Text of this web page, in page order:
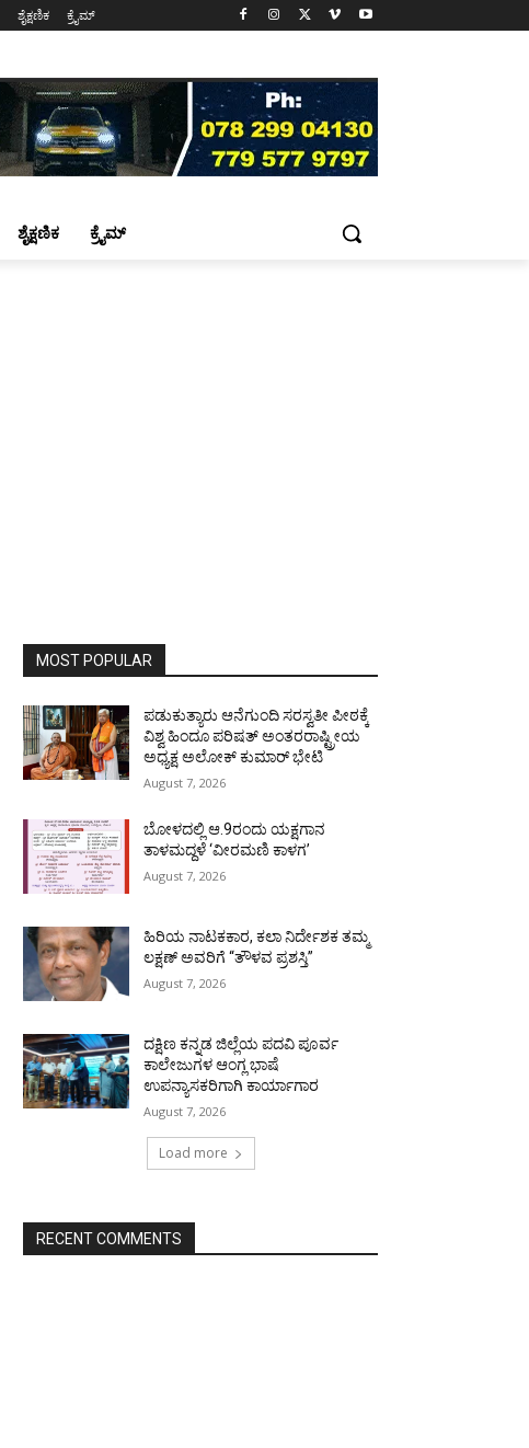
ಶೈಕ್ಷಣಿಕ ಕ್ರೈಮ್
ಶೈಕ್ಷಣಿಕ ಕ್ರೈಮ್
MOST POPULAR
ಪಡುಕುತ್ಯಾರು ಆನೆಗುಂದಿ ಸರಸ್ವತೀ ಪೀಠಕ್ಕೆ
ವಿಶ್ವ ಹಿಂದೂ ಪರಿಷತ್ ಅಂತರರಾಷ್ಟ್ರೀಯ
ಅಧ್ಯಕ್ಷ ಅಲೋಕ್ ಕುಮಾರ್ ಭೇಟಿ
August 7, 2026
ಬೋಳದಲ್ಲಿ ಆ.9ರಂದು ಯಕ್ಷಗಾನ
ತಾಳಮದ್ದಳೆ ‘ವೀರಮಣಿ ಕಾಳಗ’
August 7, 2026
ಹಿರಿಯ ನಾಟಕಕಾರ, ಕಲಾ ನಿರ್ದೇಶಕ ತಮ್ಮ
ಲಕ್ಷಣ್ ಅವರಿಗೆ “ತೌಳವ ಪ್ರಶಸ್ತಿ”
August 7, 2026
ದಕ್ಷಿಣ ಕನ್ನಡ ಜಿಲ್ಲೆಯ ಪದವಿ ಪೂರ್ವ
ಕಾಲೇಜುಗಳ ಆಂಗ್ಲ ಭಾಷೆ
ಉಪನ್ಯಾಸಕರಿಗಾಗಿ ಕಾರ್ಯಾಗಾರ
August 7, 2026
Load more
RECENT COMMENTS